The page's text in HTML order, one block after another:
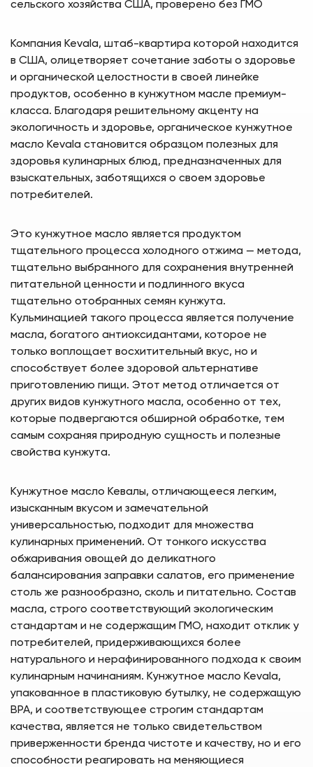
сельского хозяйства США, проверено без ГМО
Компания Kevala, штаб-квартира которой находится
в США, олицетворяет сочетание заботы о здоровье
и органической целостности в своей линейке
продуктов, особенно в кунжутном масле премиум-
класса. Благодаря решительному акценту на
экологичность и здоровье, органическое кунжутное
масло Kevala становится образцом полезных для
здоровья кулинарных блюд, предназначенных для
взыскательных, заботящихся о своем здоровье
потребителей.
Это кунжутное масло является продуктом
тщательного процесса холодного отжима — метода,
тщательно выбранного для сохранения внутренней
питательной ценности и подлинного вкуса
тщательно отобранных семян кунжута.
Кульминацией такого процесса является получение
масла, богатого антиоксидантами, которое не
только воплощает восхитительный вкус, но и
способствует более здоровой альтернативе
приготовлению пищи. Этот метод отличается от
других видов кунжутного масла, особенно от тех,
которые подвергаются обширной обработке, тем
самым сохраняя природную сущность и полезные
свойства кунжута.
Кунжутное масло Кевалы, отличающееся легким,
изысканным вкусом и замечательной
универсальностью, подходит для множества
кулинарных применений. От тонкого искусства
обжаривания овощей до деликатного
балансирования заправки салатов, его применение
столь же разнообразно, сколь и питательно. Состав
масла, строго соответствующий экологическим
стандартам и не содержащим ГМО, находит отклик у
потребителей, придерживающихся более
натурального и нерафинированного подхода к своим
кулинарным начинаниям. Кунжутное масло Kevala,
упакованное в пластиковую бутылку, не содержащую
BPA, и соответствующее строгим стандартам
качества, является не только свидетельством
приверженности бренда чистоте и качеству, но и его
способности реагировать на меняющиеся